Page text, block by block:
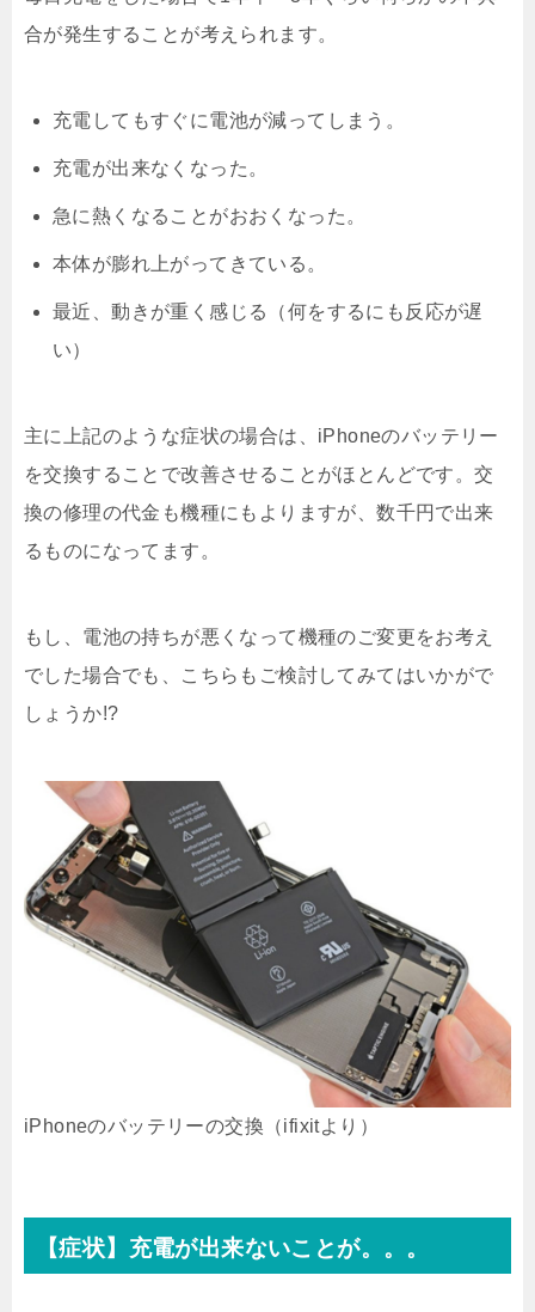
合が発生することが考えられます。
充電してもすぐに電池が減ってしまう。
充電が出来なくなった。
急に熱くなることがおおくなった。
本体が膨れ上がってきている。
最近、動きが重く感じる（何をするにも反応が遅
い）
主に上記のような症状の場合は、iPhoneのバッテリー
を交換することで改善させることがほとんどです。交
換の修理の代金も機種にもよりますが、数千円で出来
るものになってます。
もし、電池の持ちが悪くなって機種のご変更をお考え
でした場合でも、こちらもご検討してみてはいかがで
しょうか!?
iPhoneのバッテリーの交換（ifixitより）
【症状】充電が出来ないことが。。。